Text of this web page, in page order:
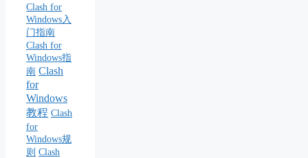
Clash for
Windows入
门指南
Clash for
Windows指
南 Clash
for
Windows
教程 Clash
for
Windows规
则 Clash